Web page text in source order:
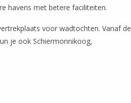
havens met betere faciliteiten.
voor wadtochten. Vanaf de
je ook Schiermonnikoog,